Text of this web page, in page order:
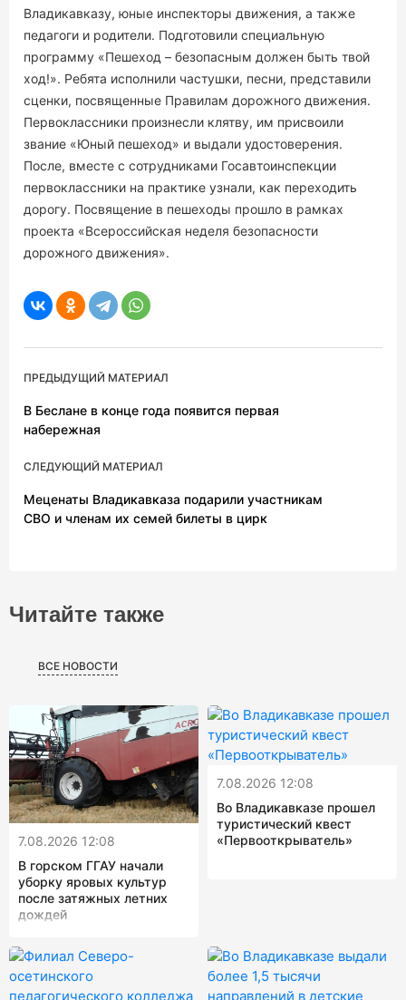
Владикавказу, юные инспекторы движения, а также
педагоги и родители. Подготовили специальную
программу «Пешеход – безопасным должен быть твой
ход!». Ребята исполнили частушки, песни, представили
сценки, посвященные Правилам дорожного движения.
Первоклассники произнесли клятву, им присвоили
звание «Юный пешеход» и выдали удостоверения.
После, вместе с сотрудниками Госавтоинспекции
первоклассники на практике узнали, как переходить
дорогу. Посвящение в пешеходы прошло в рамках
проекта «Всероссийская неделя безопасности
дорожного движения».
ПРЕДЫДУЩИЙ МАТЕРИАЛ
В Беслане в конце года появится первая
набережная
СЛЕДУЮЩИЙ МАТЕРИАЛ
Меценаты Владикавказа подарили участникам
СВО и членам их семей билеты в цирк
Читайте также
ВСЕ НОВОСТИ
7.08.2026 12:08
В горском ГГАУ начали
уборку яровых культур
после затяжных летних
дождей
7.08.2026 12:08
Во Владикавказе прошел
туристический квест
«Первооткрыватель»